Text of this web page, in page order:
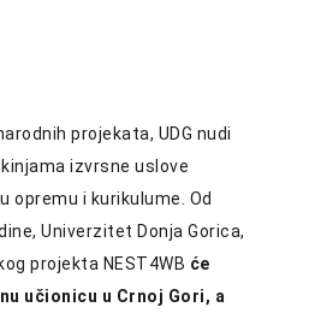
projekata, UDG nudi
izvrsne uslove
opremu i kurikulume. Od
Univerzitet Donja Gorica,
projekta NEST4WB će
učionicu u Crnoj Gori, a